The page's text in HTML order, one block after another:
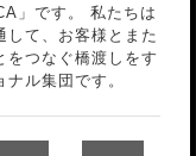
」です。 私たちは
して、お客様とまた
をつなぐ橋渡しをす
ル集団です。